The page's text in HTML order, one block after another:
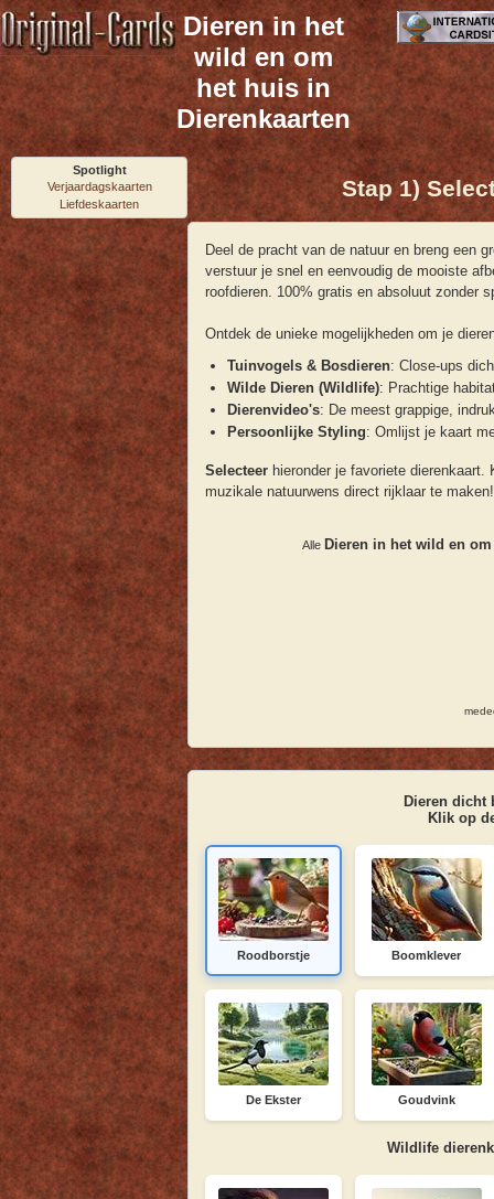
Dieren in het
wild en om
het huis in
Dierenkaarten
Spotlight
Verjaardagskaarten
Liefdeskaarten
Stap 1)
Deel de pracht van de natuur en breng een
verstuur je snel en eenvoudig de mooiste
roofdieren. 100% gratis en absoluut zonder
Ontdek de unieke mogelijkheden om je
Tuinvogels & Bosdieren: Close-ups
Wilde Dieren (Wildlife): Prachtige
Dierenvideo's: De meest grappige,
Persoonlijke Styling: Omlijst je kaart
Selecteer hieronder je favoriete
muzikale natuurwens direct rijklaar te maken!
Alle Dieren in het wild en
Dieren dicht
Klik op
Roodborstje Boomklever
De Ekster Goudvink
Wildlife